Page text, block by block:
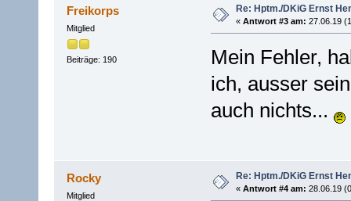
Freikorps
Mitglied
Beiträge: 190
Re: Hptm./DKiG Ernst
« Antwort #3 am: 27.06.19
Mein Fehler,
ich, ausser
auch nichts...
Rocky
Mitglied
Re: Hptm./DKiG Ernst
« Antwort #4 am: 28.06.19